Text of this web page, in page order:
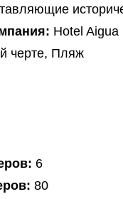
Hotel
черте, Пляж
6
80